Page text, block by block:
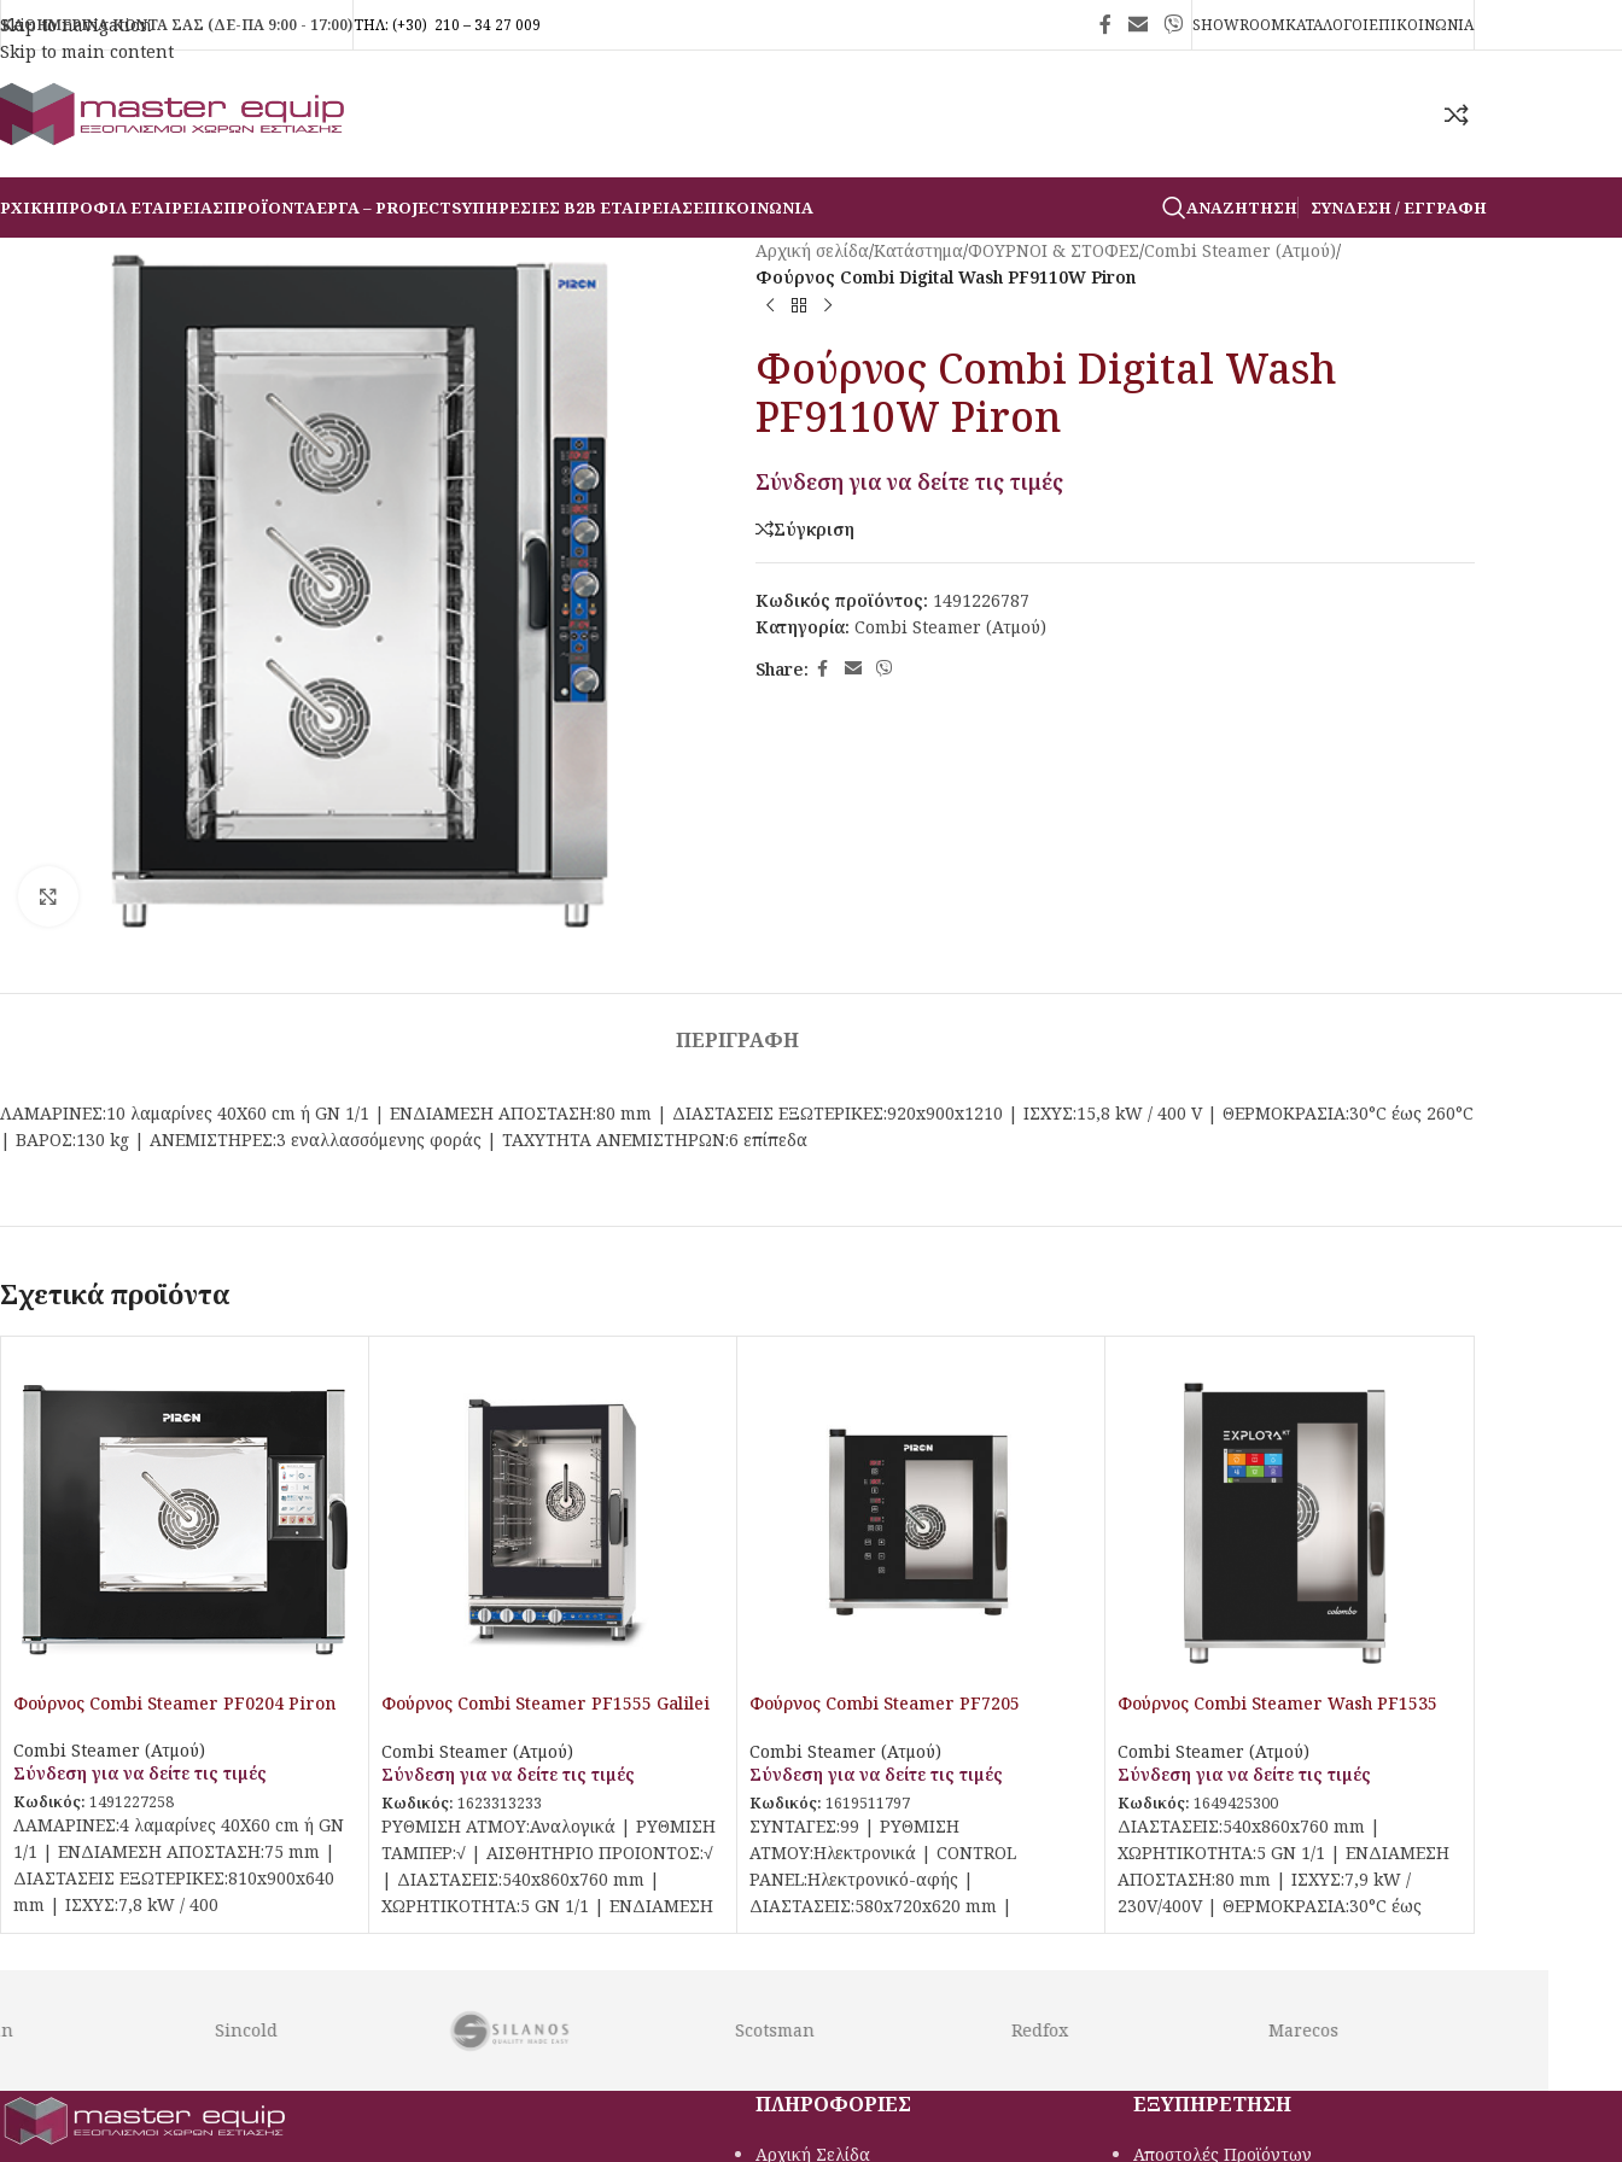
Skip to navigation
Skip to main content
ΚΑΘΗΜΕΡΙΝΑ ΚΟΝΤΑ ΣΑΣ (ΔΕ-ΠΑ 9:00 - 17:00)ΤΗΛ: (+30) 210 – 34 27 009 SHOWROOMΚΑΤΑΛΟΓΟΙΕΠΙΚΟΙΝΩΝΙΑ
ΠΡΟΦΙΛ ΕΤΑΙΡΕΙΑΣΠΡΟΪΟΝΤΑΕΡΓΑ – PROJECTSΥΠΗΡΕΣΙΕΣ B2B ΕΤΑΙΡΕΙΑΣΕΠΙΚΟΙΝΩΝΙΑ ΑΝΑΖΉΤΗΣΗ ΣΎΝΔΕΣΗ / ΕΓΓΡΑΦΉ
Αρχική σελίδα/Κατάστημα/ΦΟΥΡΝΟΙ & ΣΤΟΦΕΣ/Combi Steamer (Ατμού)/
Φούρνος Combi Digital Wash PF9110W Piron
Φούρνος Combi Digital Wash
PF9110W Piron
Σύνδεση για να δείτε τις τιμές
Σύγκριση
Κωδικός προϊόντος: 1491226787
Κατηγορία: Combi Steamer (Ατμού)
Share:
ΠΕΡΙΓΡΑΦΉ
ΛΑΜΑΡΙΝΕΣ:10 λαμαρίνες 40Χ60 cm ή GN 1/1 | ΕΝΔΙΑΜΕΣΗ ΑΠΟΣΤΑΣΗ:80 mm | ΔΙΑΣΤΑΣΕΙΣ ΕΞΩΤΕΡΙΚΕΣ:920x900x1210 | ΙΣΧΥΣ:15,8 kW / 400 V | ΘΕΡΜΟΚΡΑΣΙΑ:30°C έως 260°C
| ΒΑΡΟΣ:130 kg | ΑΝΕΜΙΣΤΗΡΕΣ:3 εναλλασσόμενης φοράς | ΤΑΧΥΤΗΤΑ ΑΝΕΜΙΣΤΗΡΩΝ:6 επίπεδα
Σχετικά προϊόντα
Φούρνος Combi Steamer PF0204 Piron
Combi Steamer (Ατμού)
Σύνδεση για να δείτε τις τιμές
Κωδικός: 1491227258
ΛΑΜΑΡΙΝΕΣ:4 λαμαρίνες 40Χ60 cm ή GN
1/1 | ΕΝΔΙΑΜΕΣΗ ΑΠΟΣΤΑΣΗ:75 mm |
ΔΙΑΣΤΑΣΕΙΣ ΕΞΩΤΕΡΙΚΕΣ:810x900x640
mm | ΙΣΧΥΣ:7,8 kW / 400
Φούρνος Combi Steamer PF1555 Galilei
Combi Steamer (Ατμού)
Σύνδεση για να δείτε τις τιμές
Κωδικός: 1623313233
ΡΥΘΜΙΣΗ ΑΤΜΟΥ:Αναλογικά | ΡΥΘΜΙΣΗ
ΤΑΜΠΕΡ:√ | ΑΙΣΘΗΤΗΡΙΟ ΠΡΟΙΟΝΤΟΣ:√
| ΔΙΑΣΤΑΣΕΙΣ:540x860x760 mm |
ΧΩΡΗΤΙΚΟΤΗΤΑ:5 GN 1/1 | ΕΝΔΙΑΜΕΣΗ
ΑΠΟΣΤΑΣΗ:80 mm |
Φούρνος Combi Steamer PF7205
Combi Steamer (Ατμού)
Σύνδεση για να δείτε τις τιμές
Κωδικός: 1619511797
ΣΥΝΤΑΓΕΣ:99 | ΡΥΘΜΙΣΗ
ΑΤΜΟΥ:Ηλεκτρονικά | CONTROL
PANEL:Ηλεκτρονικό-αφής |
ΔΙΑΣΤΑΣΕΙΣ:580x720x620 mm |
ΧΩΡΗΤΙΚΟΤΗΤΑ:5 GN 2/3 | ΕΝΔΙΑΜΕΣΗ
Φούρνος Combi Steamer Wash PF1535
Combi Steamer (Ατμού)
Σύνδεση για να δείτε τις τιμές
Κωδικός: 1649425300
ΔΙΑΣΤΑΣΕΙΣ:540x860x760 mm |
ΧΩΡΗΤΙΚΟΤΗΤΑ:5 GN 1/1 | ΕΝΔΙΑΜΕΣΗ
ΑΠΟΣΤΑΣΗ:80 mm | ΙΣΧΥΣ:7,9 kW /
230V/400V | ΘΕΡΜΟΚΡΑΣΙΑ:30°C έως
260°C |
Scotsman
ΠΛΗΡΟΦΟΡΙΕΣ
Αρχική Σελίδα
ΕΞΥΠΗΡΕΤΗΣΗ
Αποστολές Προϊόντων